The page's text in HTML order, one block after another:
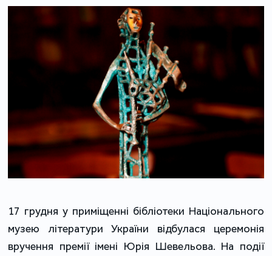
17 грудня у приміщенні бібліотеки Національного
музею літератури України відбулася церемонія
вручення премії імені Юрія Шевельова. На події